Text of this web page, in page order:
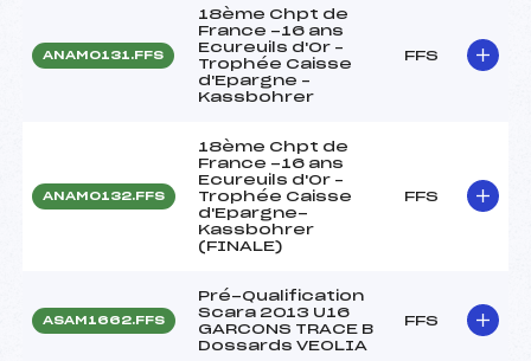
ANAM0131.FFS
18ème Chpt de
France -16 ans
Ecureuils d'Or –
Trophée Caisse
d'Epargne –
Kassbohrer
FFS
ANAM0132.FFS
18ème Chpt de
France -16 ans
Ecureuils d'Or –
Trophée Caisse
d'Epargne-
Kassbohrer
(FINALE)
FFS
ASAM1662.FFS
Pré-Qualification
Scara 2013 U16
GARCONS TRACE B
Dossards VEOLIA
FFS